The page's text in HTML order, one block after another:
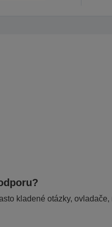
kladené otázky,